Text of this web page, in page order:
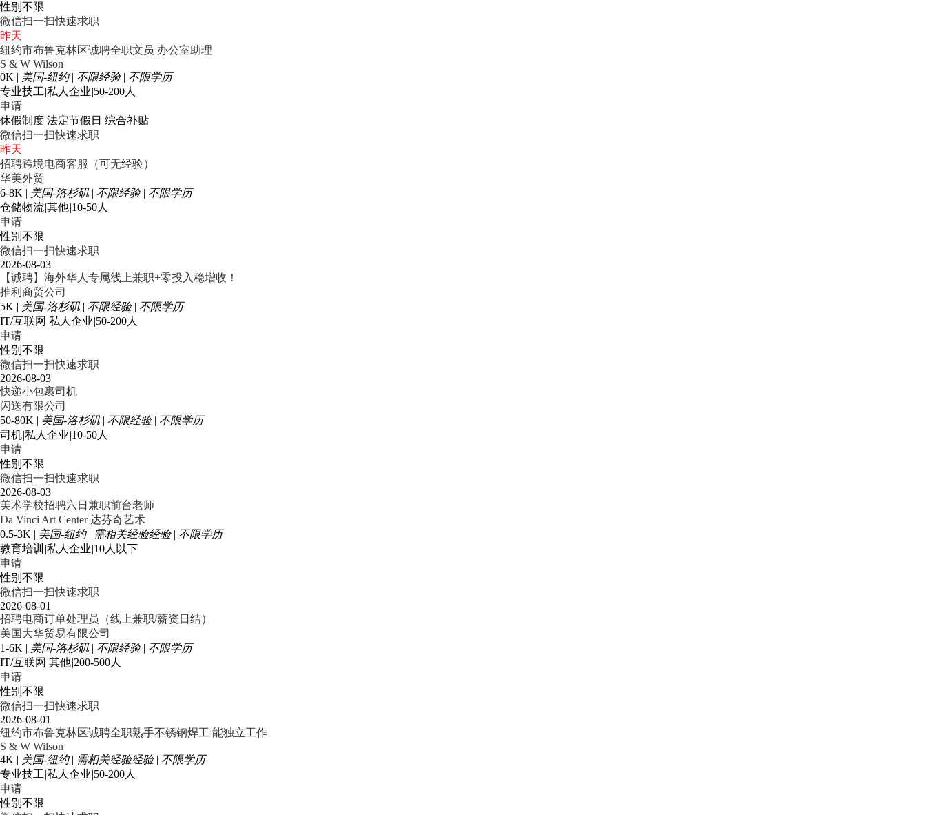
性别不限
微信扫一扫快速求职
昨天
纽约市布鲁克林区诚聘全职文员 办公室助理
S & W Wilson
0K | 美国-纽约 | 不限经验 | 不限学历
专业技工|私人企业|50-200人
申请
休假制度 法定节假日 综合补贴
微信扫一扫快速求职
昨天
招聘跨境电商客服（可无经验）
华美外贸
6-8K | 美国-洛杉矶 | 不限经验 | 不限学历
仓储物流|其他|10-50人
申请
性别不限
微信扫一扫快速求职
2026-08-03
【诚聘】海外华人专属线上兼职+零投入稳增收！
推利商贸公司
5K | 美国-洛杉矶 | 不限经验 | 不限学历
IT/互联网 |私人企业|50-200人
申请
性别不限
微信扫一扫快速求职
2026-08-03
快递小包裹司机
闪送有限公司
50-80K | 美国-洛杉矶 | 不限经验 | 不限学历
司机|私人企业|10-50人
申请
性别不限
微信扫一扫快速求职
2026-08-03
美术学校招聘六日兼职前台老师
Da Vinci Art Center 达芬奇艺术
0.5-3K | 美国-纽约 | 需相关经验经验 | 不限学历
教育培训 |私人企业|10人以下
申请
性别不限
微信扫一扫快速求职
2026-08-01
招聘电商订单处理员（线上兼职/薪资日结）
美国大华贸易有限公司
1-6K | 美国-洛杉矶 | 不限经验 | 不限学历
IT/互联网 |其他|200-500人
申请
性别不限
微信扫一扫快速求职
2026-08-01
纽约市布鲁克林区诚聘全职熟手不锈钢焊工 能独立工作
S & W Wilson
4K | 美国-纽约 | 需相关经验经验 | 不限学历
专业技工|私人企业|50-200人
申请
性别不限